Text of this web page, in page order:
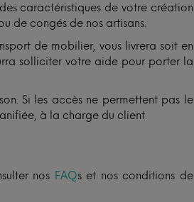
caractéristiques de votre création
de congés de nos artisans.
de mobilier, vous livrera soit en
solliciter votre aide pour porter la
Si les accès ne permettent pas le
à la charge du client.
nos FAQs et nos conditions de